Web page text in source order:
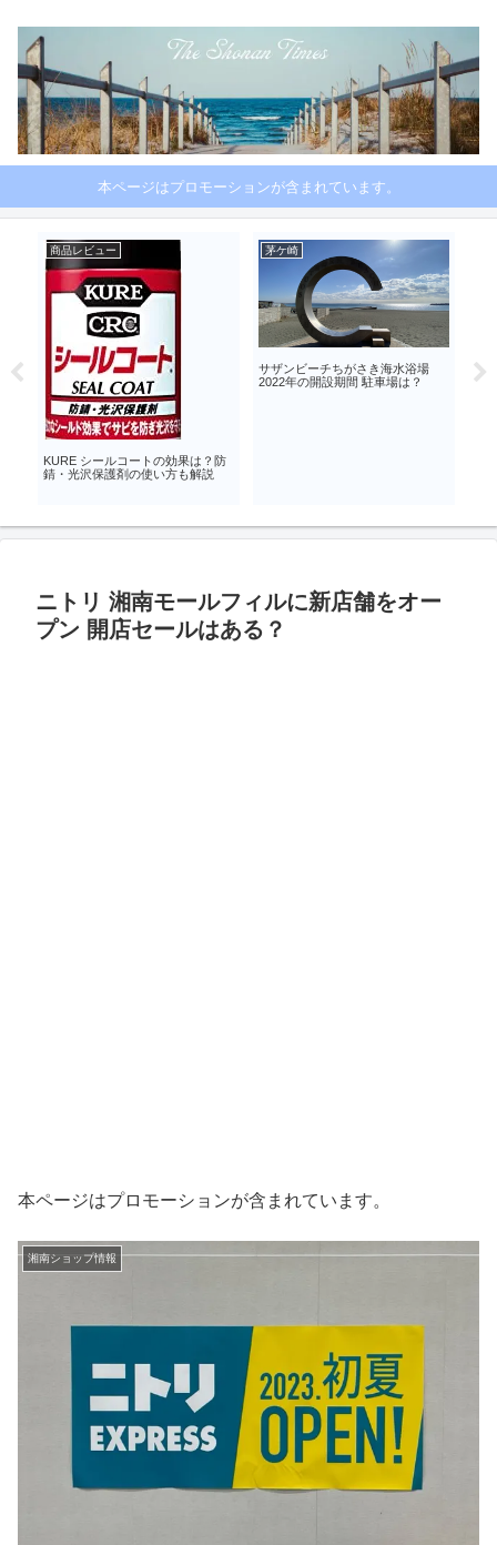
本ページはプロモーションが含まれています。
商品レビュー
KURE シールコートの効果は？防
錆・光沢保護剤の使い方も解説
茅ケ崎
サザンビーチちがさき海水浴場
2022年の開設期間 駐車場は？
ニ
を
ニトリ 湘南モールフィルに新店舗をオー
プン 開店セールはある？
本ページはプロモーションが含まれています。
湘南ショップ情報